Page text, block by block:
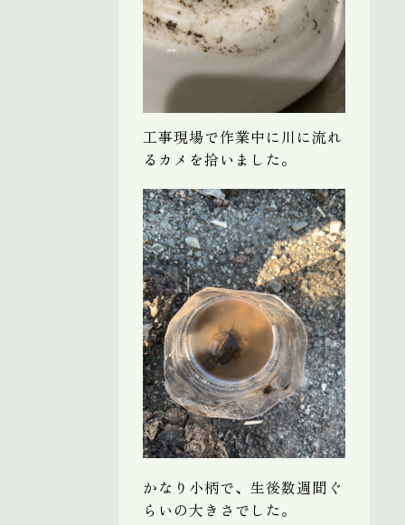
工事現場で作業中に川に流れ
るカメを拾いました。
かなり小柄で、生後数週間ぐ
らいの大きさでした。